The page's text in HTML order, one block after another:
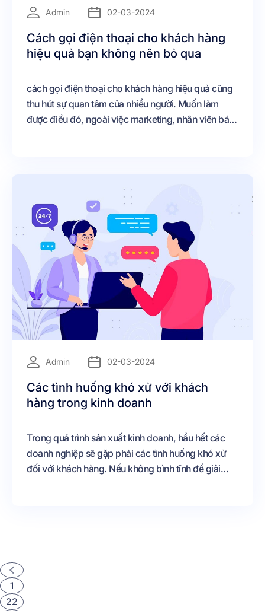
Admin 02-03-2024
Cách gọi điện thoại cho khách hàng
hiệu quả bạn không nên bỏ qua
cách gọi điện thoại cho khách hàng hiệu quả cũng
thu hút sự quan tâm của nhiều người. Muốn làm
được điều đó, ngoài việc marketing, nhân viên bán
Admin 02-03-2024
Các tình huống khó xử với khách
hàng trong kinh doanh
Trong quá trình sản xuất kinh doanh, hầu hết các
doanh nghiệp sẽ gặp phải các tình huống khó xử
đối với khách hàng. Nếu không bình tĩnh để giải
1
22